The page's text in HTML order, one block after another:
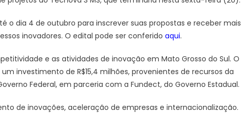
de
hoje
o
dia
4
outubro
o dia 4 de outubro para inscrever suas propostas e receber mais
inovadores. O edital pode ser conferido aqui.
e as atividades de inovação em Mato Grosso do Sul. O
investimento de R$15,4 milhões, provenientes de recursos da
Federal, em parceria com a Fundect, do Governo Estadual.
de inovações, aceleração de empresas e internacionalização.